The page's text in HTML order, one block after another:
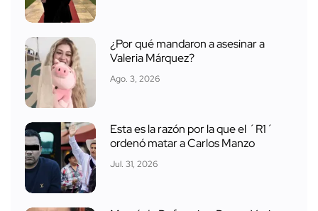
¿Por qué mandaron a asesinar a
Valeria Márquez?
Ago. 3, 2026
Esta es la razón por la que el ´R1´
ordenó matar a Carlos Manzo
Jul. 31, 2026